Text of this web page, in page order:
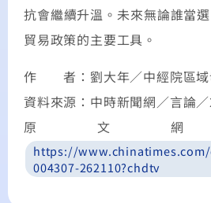
抗會繼續升溫。未來無論誰當
貿易政策的主要工具。
作 者：劉大年／中經院區域
資料來源：中時新聞網／言論
原文網
https://
004307-262110?chdtv